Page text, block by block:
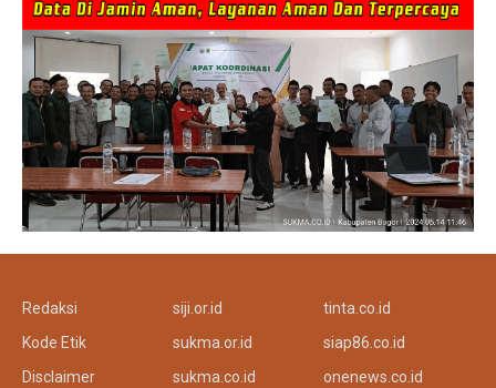
Redaksi
Kode Etik
Disclaimer
siji.or.id
sukma.or.id
sukma.co.id
tinta.co.id
siap86.co.id
onenews.co.id